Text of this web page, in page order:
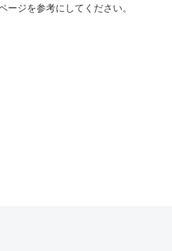
ージを参考にしてください。